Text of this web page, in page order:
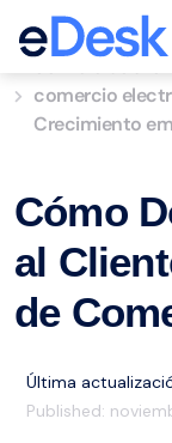
eCommerce
comercio
Crecimiento
Cómo
al
de
Última
Published: